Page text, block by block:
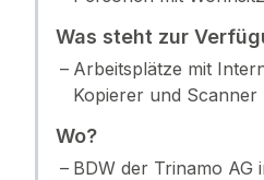
Was steht zur
Arbeitsplätze mit
Kopierer und Scanner
Wo?
BDW der Trinamo AG